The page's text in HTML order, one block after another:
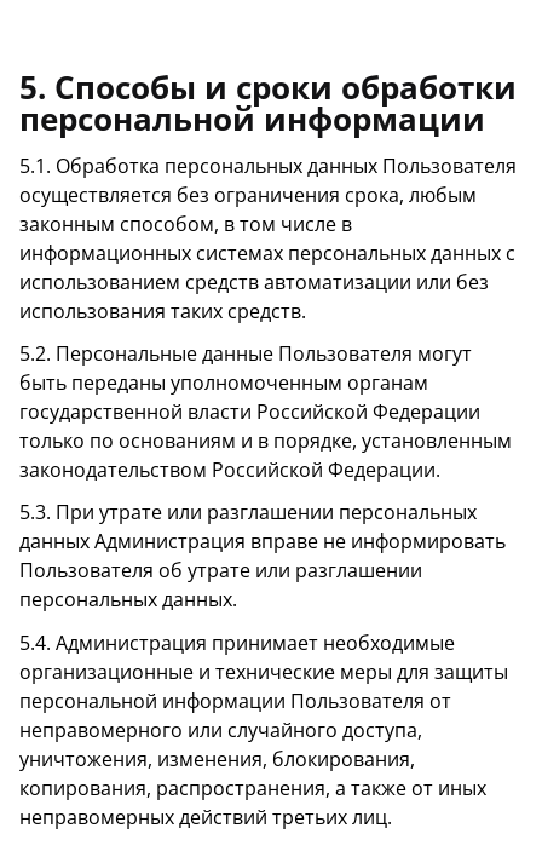
5. Способы и сроки обработки
персональной информации
5.1. Обработка персональных данных Пользователя
осуществляется без ограничения срока, любым
законным способом, в том числе в
информационных системах персональных данных с
использованием средств автоматизации или без
использования таких средств.
5.2. Персональные данные Пользователя могут
быть переданы уполномоченным органам
государственной власти Российской Федерации
только по основаниям и в порядке, установленным
законодательством Российской Федерации.
5.3. При утрате или разглашении персональных
данных Администрация вправе не информировать
Пользователя об утрате или разглашении
персональных данных.
5.4. Администрация принимает необходимые
организационные и технические меры для защиты
персональной информации Пользователя от
неправомерного или случайного доступа,
уничтожения, изменения, блокирования,
копирования, распространения, а также от иных
неправомерных действий третьих лиц.